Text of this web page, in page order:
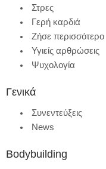
Στρες
Γερή καρδιά
Ζήσε περισσότερο
Υγιείς αρθρώσεις
Ψυχολογία
Γενικά
Συνεντεύξεις
News
Bodybuilding